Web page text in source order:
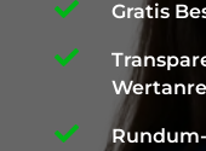
 Gratis

